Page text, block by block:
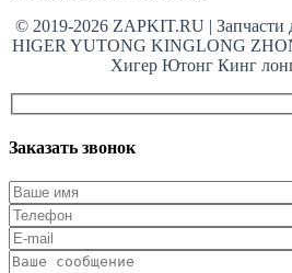
© 2019-2026 ZAPKIT.RU | Запчасти
HIGER YUTONG KINGLONG
Хигер Ютонг Кинг
Заказать звонок